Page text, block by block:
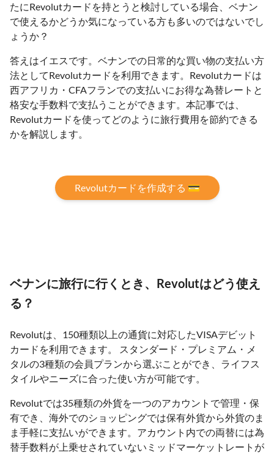
たにRevolutカードを持とうと検討している場合、ベナン
で使えるかどうか気になっている方も多いのではないでし
ょうか？
答えはイエスです。ベナンでの日常的な買い物の支払い方
法としてRevolutカードを利用できます。Revolutカードは
西アフリカ・CFAフランでの支払いにお得な為替レートと
格安な手数料で支払うことができます。本記事では、
Revolutカードを使ってどのように旅行費用を節約できる
かを解説します。
Revolutカードを作成する 💳
ベナンに旅行に行くとき、Revolutはどう使え
る？
Revolutは、150種類以上の通貨に対応したVISAデビット
カードを利用できます。 スタンダード・プレミアム・メ
タルの3種類の会員プランから選ぶことができ、ライフス
タイルやニーズに合った使い方が可能です。
Revolutでは35種類の外貨を一つのアカウントで管理・保
有でき、海外でのショッピングでは保有外貨から外貨のま
ま手軽に支払いができます。アカウント内での両替には為
替手数料が上乗せされていないミッドマーケットレートが